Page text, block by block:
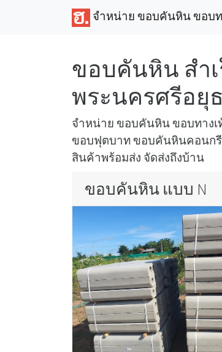
จำหน่าย ขอบคันหิน ขอบท
ขอบคันหิน สำเ
พระนครศรีอยุ
จำหน่าย ขอบคันหิน ขอบทาง
ขอบฟุตบาท ขอบคันหินคอนกรี
สินค้าพร้อมส่ง จัดส่งถึงบ้าน
ขอบคันหิน แบบ N